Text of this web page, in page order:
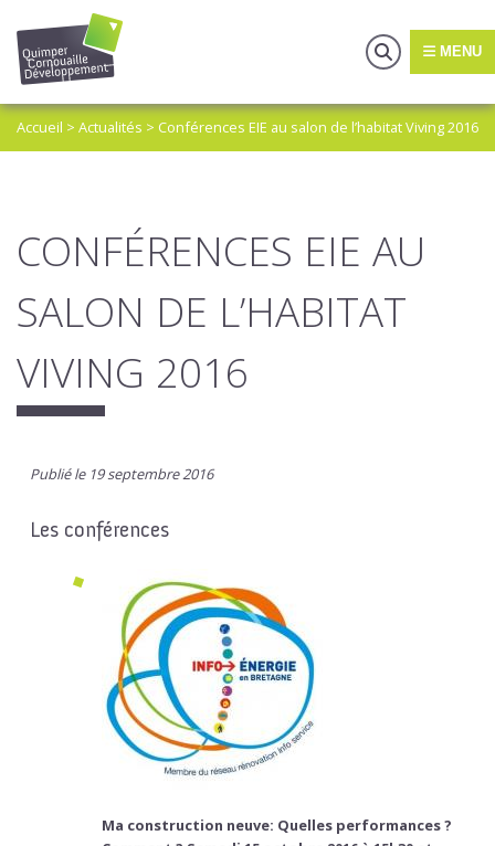
MENU
Accueil > Actualités > Conférences EIE au salon de l’habitat Viving 2016
CONFÉRENCES EIE AU
SALON DE L’HABITAT
VIVING 2016
Publié le 19 septembre 2016
Les conférences
Ma construction neuve: Quelles performances ?